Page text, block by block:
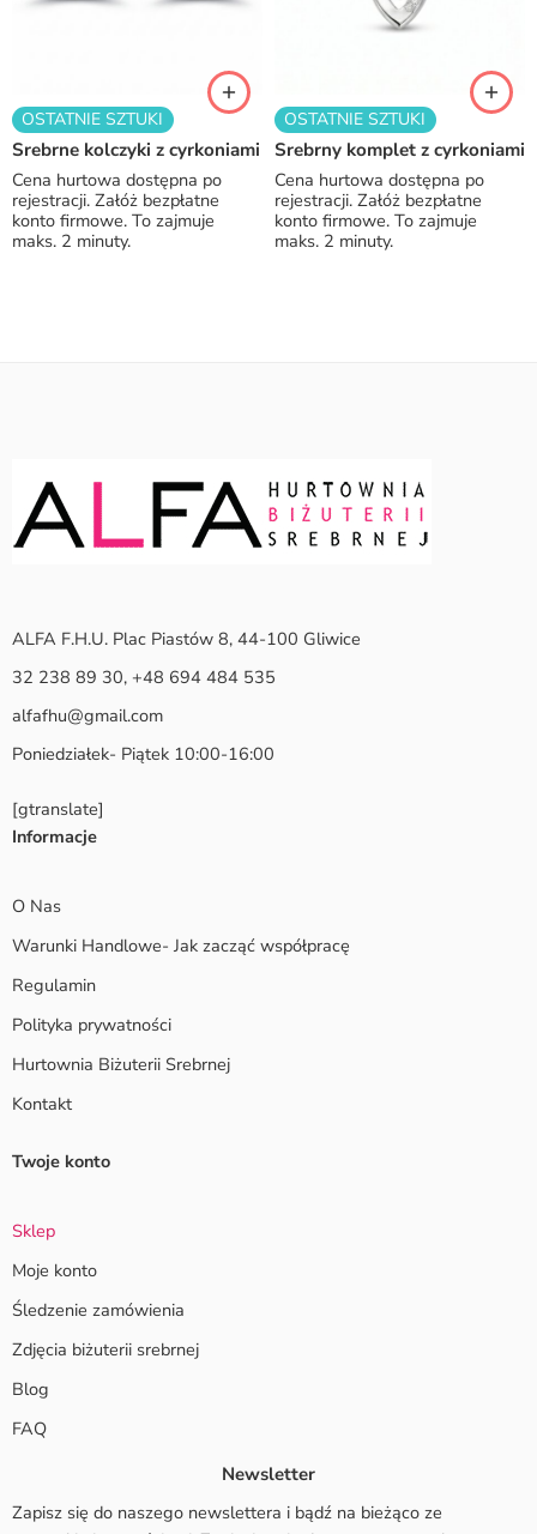
OSTATNIE SZTUKI
Srebrne kolczyki z cyrkoniami
Cena hurtowa dostępna po
rejestracji. Załóż bezpłatne
konto firmowe. To zajmuje
maks. 2 minuty.
OSTATNIE SZTUKI
Srebrny komplet z cyrkoniami
Cena hurtowa dostępna po
rejestracji. Załóż bezpłatne
konto firmowe. To zajmuje
maks. 2 minuty.
ALFA F.H.U. Plac Piastów 8, 44-100 Gliwice
32 238 89 30, +48 694 484 535
alfafhu@gmail.com
Poniedziałek- Piątek 10:00-16:00
[gtranslate]
Informacje
O Nas
Warunki Handlowe- Jak zacząć współpracę
Regulamin
Polityka prywatności
Hurtownia Biżuterii Srebrnej
Kontakt
Twoje konto
Sklep
Moje konto
Śledzenie zamówienia
Zdjęcia biżuterii srebrnej
Blog
FAQ
Newsletter
Zapisz się do naszego newslettera i bądź na bieżąco ze